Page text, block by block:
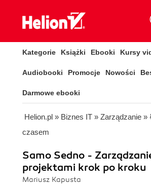
Kategorie Książki Ebooki Kursy
Audiobooki Promocje Nowości
Darmowe ebooki
Helion.pl » Biznes IT » Zarządzanie »
czasem
Samo Sedno -
projektami krok po kroku
Mariusz Kapusta